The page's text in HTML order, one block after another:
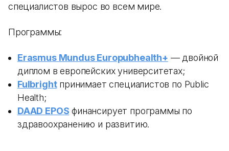
специалистов вырос во всем мире.
Программы:
Erasmus Mundus Europubhealth+ — двойной
диплом в европейских университетах;
Fulbrightпринимает специалистов по Public
Health;
DAAD EPOS финансирует программы по
здравоохранению и развитию.